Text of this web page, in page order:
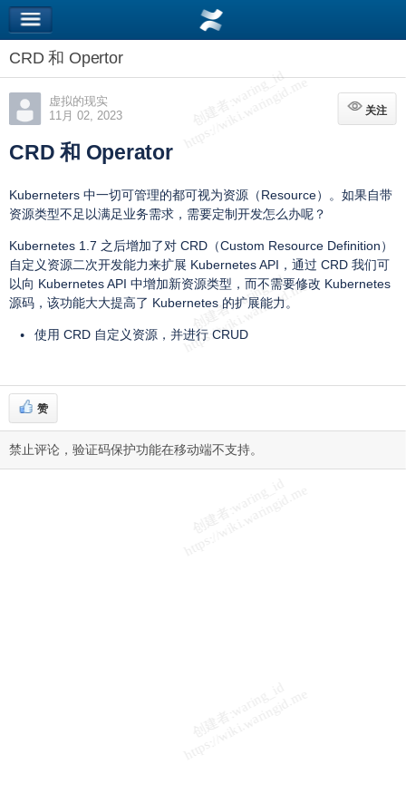
CRD 和 Opertor
虚拟的现实
11月 02, 2023
关注
关注
CRD 和 Operator
Kuberneters 中一切可管理的都可视为资源（Resource）。如果自带
资源类型不足以满足业务需求，需要定制开发怎么办呢？
Kubernetes 1.7 之后增加了对 CRD（Custom Resource Definition）
自定义资源二次开发能力来扩展 Kubernetes API，通过 CRD 我们可
以向 Kubernetes API 中增加新资源类型，而不需要修改 Kubernetes
源码，该功能大大提高了 Kubernetes 的扩展能力。
使用 CRD 自定义资源，并进行 CRUD
赞
禁止评论，验证码保护功能在移动端不支持。